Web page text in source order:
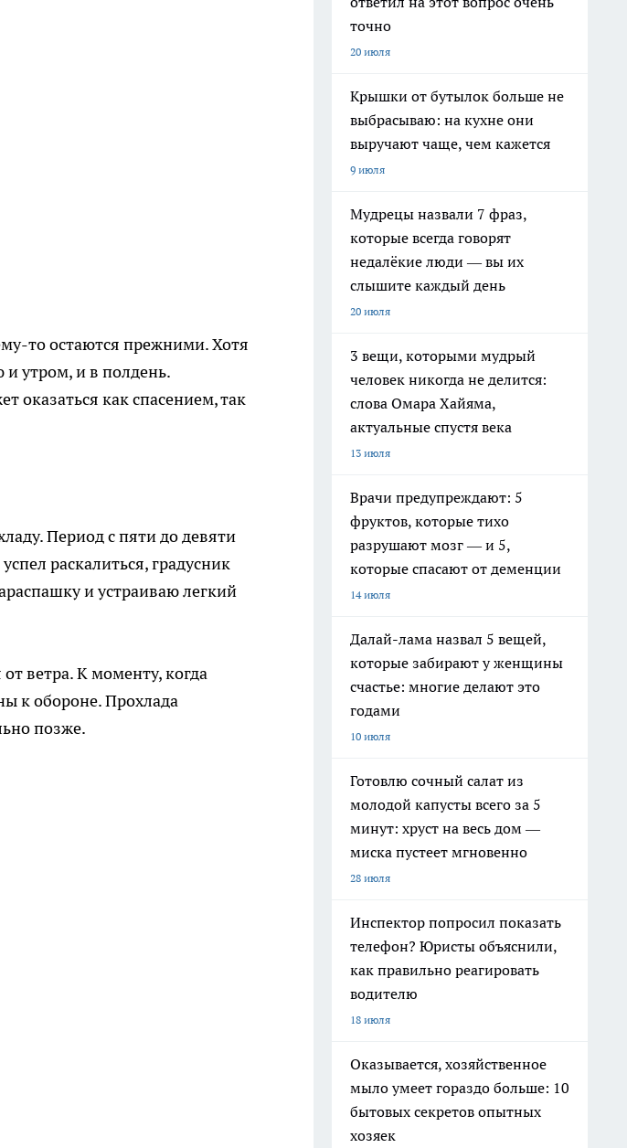
то остаются прежними. Хотя
и утром, и в полдень.
оказаться как спасением, так
Период с пяти до девяти
раскалиться, градусник
и устраиваю легкий
ветра. К моменту, когда
к обороне. Прохлада
позже.
точно
20 июля
Крышки от бутылок больше не
выбрасываю: на кухне они
выручают чаще, чем кажется
9 июля
Мудрецы назвали 7 фраз,
которые всегда говорят
недалёкие люди — вы их
слышите каждый день
20 июля
3 вещи, которыми мудрый
человек никогда не делится:
слова Омара Хайяма,
актуальные спустя века
13 июля
Врачи предупреждают: 5
фруктов, которые тихо
разрушают мозг — и 5,
которые спасают от деменции
14 июля
Далай-лама назвал 5 вещей,
которые забирают у женщины
счастье: многие делают это
годами
10 июля
Готовлю сочный салат из
молодой капусты всего за 5
минут: хруст на весь дом —
миска пустеет мгновенно
28 июля
Инспектор попросил показать
телефон? Юристы объяснили,
как правильно реагировать
водителю
18 июля
Оказывается, хозяйственное
мыло умеет гораздо больше: 10
бытовых секретов опытных
хозяек